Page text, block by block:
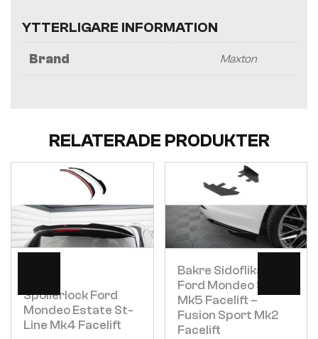
YTTERLIGARE INFORMATION
Brand Maxton
RELATERADE PRODUKTER
Spoilerlock Ford
Mondeo Estate St-
Line Mk4 Facelift
Bakre Sidoflikar
Ford Mondeo Sport
Mk5 Facelift –
Fusion Sport Mk2
Facelift
Visa